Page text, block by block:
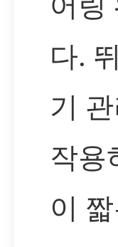
다.
기
작용
이